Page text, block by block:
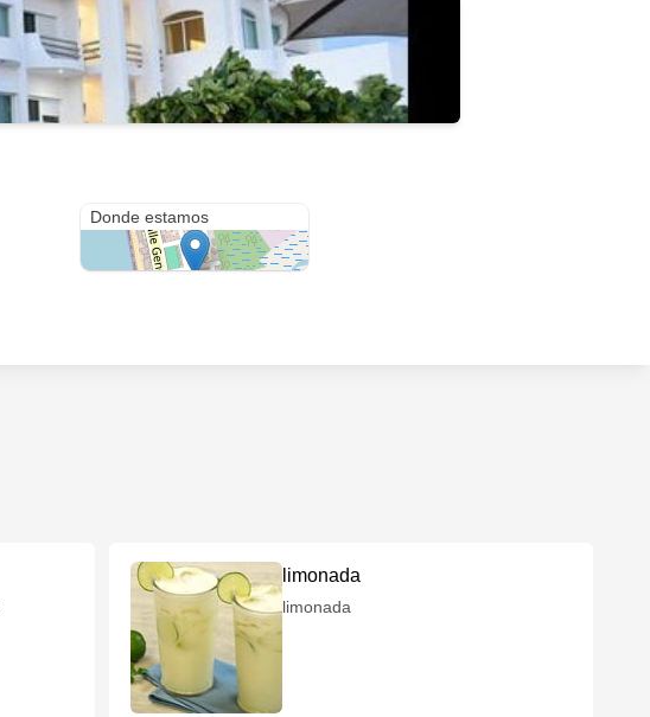
Donde estamos
limonada
limonada